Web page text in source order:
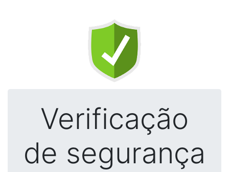
Verificação
de segurança